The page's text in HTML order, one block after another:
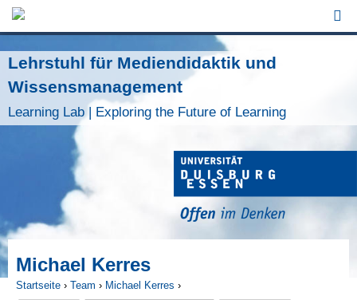
Jump to Navigation
Lehrstuhl für Mediendidaktik und
Wissensmanagement
Learning Lab | Exploring the Future of Learning
Michael Kerres
Startseite › Team › Michael Kerres ›